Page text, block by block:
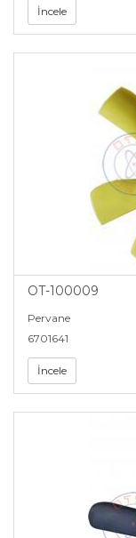
İncele
OT-100009
Pervane
6701641
İncele